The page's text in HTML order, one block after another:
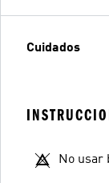
Cuidados
No usar